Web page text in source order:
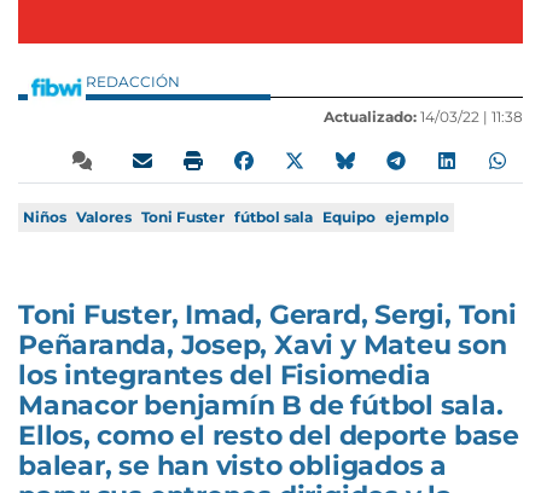
REDACCIÓN
Actualizado: 14/03/22 | 11:38
Niños Valores Toni Fuster fútbol sala Equipo ejemplo
Toni Fuster, Imad, Gerard, Sergi, Toni
Peñaranda, Josep, Xavi y Mateu son
los integrantes del Fisiomedia
Manacor benjamín B de fútbol sala.
Ellos, como el resto del deporte base
balear, se han visto obligados a